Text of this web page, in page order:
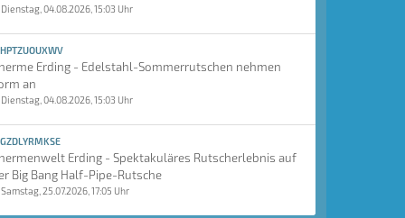
Dienstag, 04.08.2026, 15:03 Uhr
Erding - Edelstahl-Sommerrutschen nehmen
an
Dienstag, 04.08.2026, 15:03 Uhr
Erding - Spektakuläres Rutscherlebnis auf
Big Bang Half-Pipe-Rutsche
Samstag, 25.07.2026, 17:05 Uhr